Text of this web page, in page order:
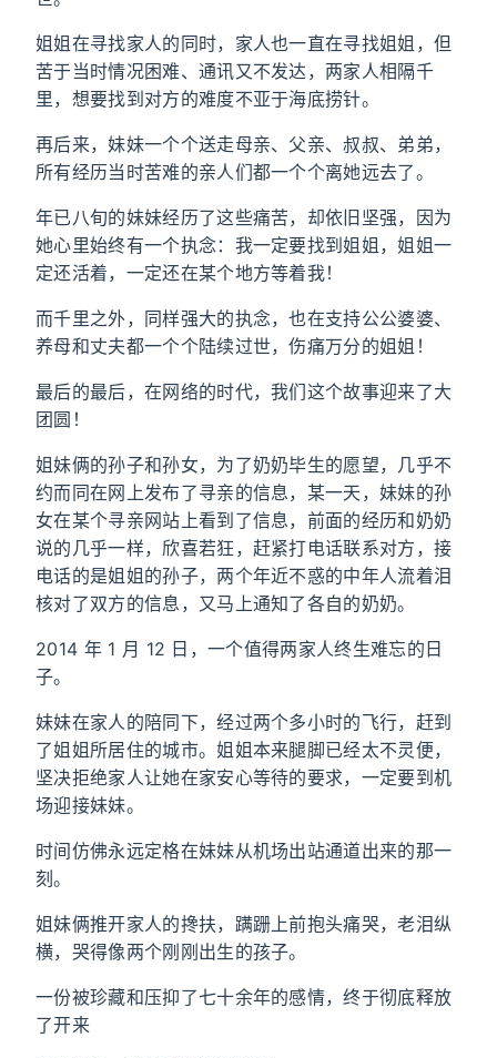
姐姐在寻找家人的同时，家人也一直在寻找姐姐，但
苦于当时情况困难、通讯又不发达，两家人相隔千
里，想要找到对方的难度不亚于海底捞针。
再后来，妹妹一个个送走母亲、父亲、叔叔、弟弟，
所有经历当时苦难的亲人们都一个个离她远去了。
年已八旬的妹妹经历了这些痛苦，却依旧坚强，因为
她心里始终有一个执念：我一定要找到姐姐，姐姐一
定还活着，一定还在某个地方等着我！
而千里之外，同样强大的执念，也在支持公公婆婆、
养母和丈夫都一个个陆续过世，伤痛万分的姐姐！
最后的最后，在网络的时代，我们这个故事迎来了大
团圆！
姐妹俩的孙子和孙女，为了奶奶毕生的愿望，几乎不
约而同在网上发布了寻亲的信息，某一天，妹妹的孙
女在某个寻亲网站上看到了信息，前面的经历和奶奶
说的几乎一样，欣喜若狂，赶紧打电话联系对方，接
电话的是姐姐的孙子，两个年近不惑的中年人流着泪
核对了双方的信息，又马上通知了各自的奶奶。
2014 年 1 月 12 日，一个值得两家人终生难忘的日
子。
妹妹在家人的陪同下，经过两个多小时的飞行，赶到
了姐姐所居住的城市。姐姐本来腿脚已经太不灵便，
坚决拒绝家人让她在家安心等待的要求，一定要到机
场迎接妹妹。
时间仿佛永远定格在妹妹从机场出站通道出来的那一
刻。
姐妹俩推开家人的搀扶，蹒跚上前抱头痛哭，老泪纵
横，哭得像两个刚刚出生的孩子。
一份被珍藏和压抑了七十余年的感情，终于彻底释放
了开来